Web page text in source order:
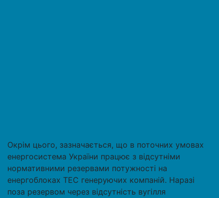
Окрім цього, зазначається, що в поточних умовах
енергосистема України працює з відсутніми
нормативними резервами потужності на
енергоблоках ТЕС генеруючих компаній. Наразі
поза резервом через відсутність вугілля